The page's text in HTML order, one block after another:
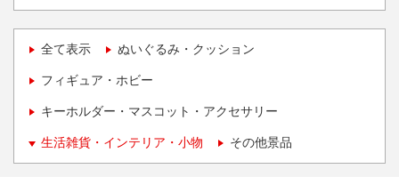
全て表示 ぬいぐるみ・クッション
フィギュア・ホビー
キーホルダー・マスコット・アクセサリー
生活雑貨・インテリア・小物 その他景品